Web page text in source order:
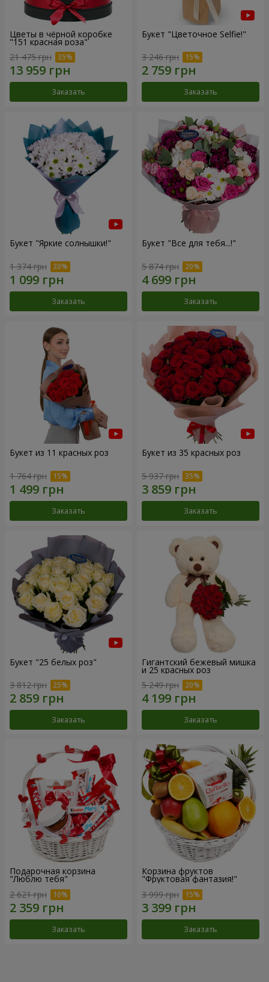
Цветы в чёрной коробке
"151 красная роза"
21 475 грн
Заказать
Букет "Цветочное Selfie!"
3 246 грн
Заказать
Букет "Яркие солнышки!"
1 374 грн
Заказать
Букет "Все для тебя...!"
5 874 грн
Заказать
Букет из 11 красных роз
1 764 грн
Заказать
Букет из 35 красных роз
5 937 грн
Заказать
Букет "25 белых роз"
3 812 грн
Заказать
Гигантский бежевый мишка
и 25 красных роз
5 249 грн
Заказать
Подарочная корзина
"Люблю тебя"
2 621 грн
Заказать
Корзина фруктов
"Фруктовая фантазия!"
3 999 грн
Заказать